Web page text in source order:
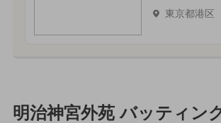
東京都港区
明治神宮外苑 バッティン